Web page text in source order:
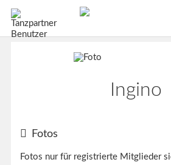
Ingino
Fotos
Fotos nur für registrierte Mitglieder